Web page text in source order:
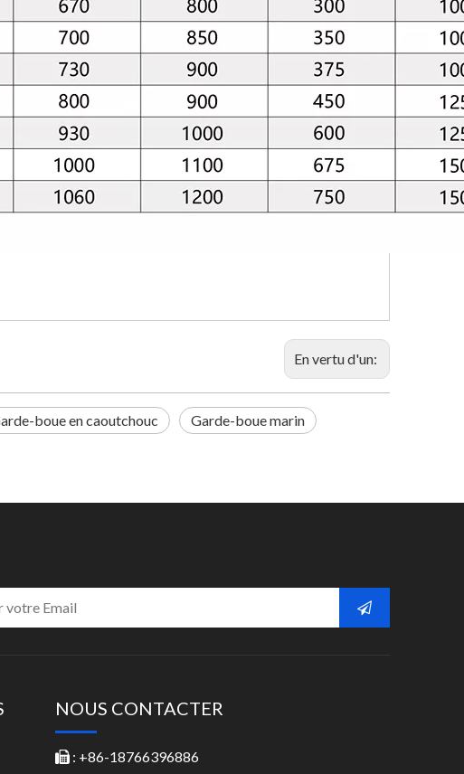
En vertu d'un:
boue en caoutchouc Garde-boue marin
NOUS CONTACTER
 : +86-18766396886